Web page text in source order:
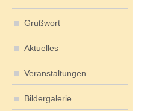
Grußwort
Aktuelles
Veranstaltungen
Bildergalerie